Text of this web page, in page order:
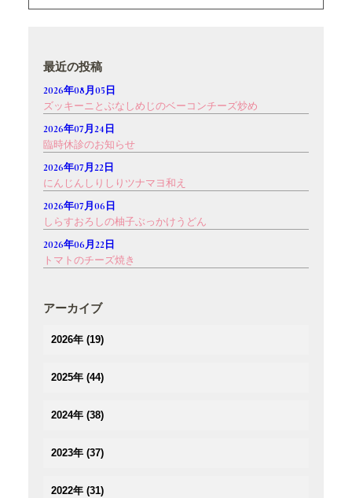
最近の投稿
2026年08月05日
ズッキーニとぶなしめじのベーコンチーズ炒め
2026年07月24日
臨時休診のお知らせ
2026年07月22日
にんじんしりしりツナマヨ和え
2026年07月06日
しらすおろしの柚子ぶっかけうどん
2026年06月22日
トマトのチーズ焼き
アーカイブ
2026年 (19)
(3)
(3)
2025年 (44)
(3)
(3)
2024年 (38)
(3)
2023年 (37)
2022年 (31)